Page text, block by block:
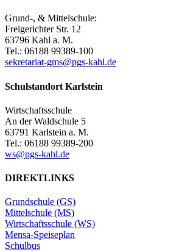
Grund-, & Mittelschule:
Freigerichter Str. 12
63796 Kahl a. M.
Tel.: 06188 99389-100
sekretariat-gms@pgs-kahl.de
Schulstandort Karlstein
Wirtschaftsschule
An der Waldschule 5
63791 Karlstein a. M.
Tel.: 06188 99389-200
ws@pgs-kahl.de
DIREKTLINKS
Grundschule (GS)
Mittelschule (MS)
Wirtschaftsschule (WS)
Mensa-Speiseplan
Schulbus